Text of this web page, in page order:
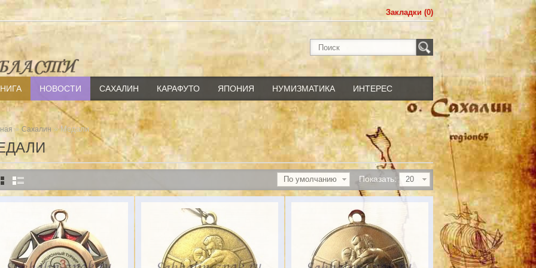
Закладки (0)
НОВОСТИ САХАЛИН КАРАФУТО ЯПОНИЯ НУМИЗМАТИКА ИНТЕРЕС
» Сахалин » Медали
Показать: 20
По умолчанию